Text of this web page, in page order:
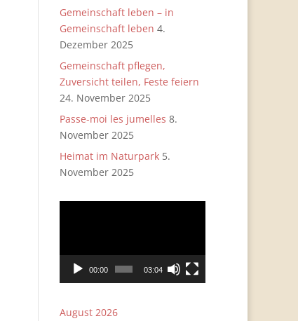
Gemeinschaft leben – in
Gemeinschaft leben 4.
Dezember 2025
Gemeinschaft pflegen,
Zuversicht teilen, Feste feiern
24. November 2025
Passe-moi les jumelles 8.
November 2025
Heimat im Naturpark 5.
November 2025
00:00 03:04
August 2026